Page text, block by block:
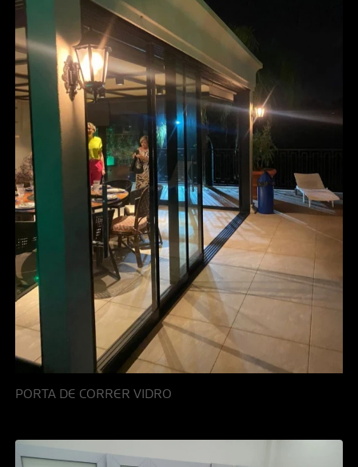
PORTA DE CORRER VIDRO